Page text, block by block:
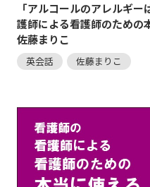
「アルコールのアレルギ
護師による看護師のための
佐藤まりこ
英会話 佐藤まりこ